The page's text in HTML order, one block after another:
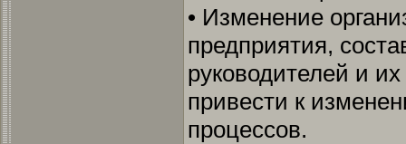
• Изменение
предприятия,
руководителей и
привести к
процессов.